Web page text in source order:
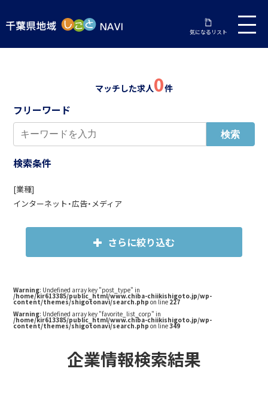
気になるリスト
マッチした求人0件
フリーワード
検索条件
[業種]
インターネット・広告・メディア
さらに絞り込む
Warning: Undefined array key "post_type" in
/home/kir613385/public_html/www.chiba-chiikishigoto.jp/wp-
content/themes/shigotonavi/search.php on line 227
Warning: Undefined array key "favorite_list_corp" in
/home/kir613385/public_html/www.chiba-chiikishigoto.jp/wp-
content/themes/shigotonavi/search.php on line349
企業情報検索結果